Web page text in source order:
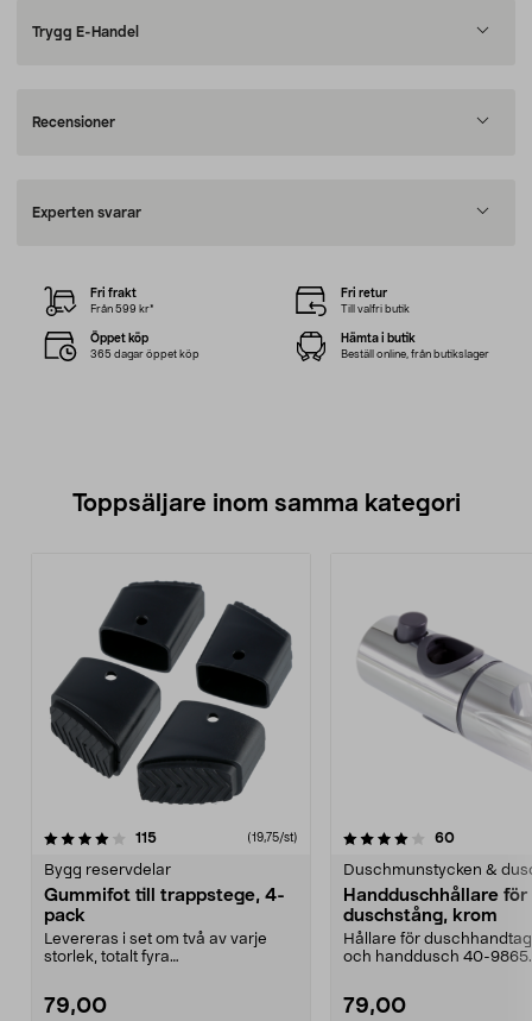
Trygg E-Handel
Recensioner
Experten svarar
Fri frakt
Från 599 kr*
Fri retur
Till valfri butik
Öppet köp
365 dagar öppet köp
Hämta i butik
Beställ online, från butikslager
Toppsäljare inom samma kategori
115recensioner (19,75/st)
Bygg reservdelar
Gummifot till trappstege, 4-
pack
Levereras i set om två av varje
storlek, totalt fyra
79,00
4.0 av 5 stjärnor 60
Duschmunstycken &
Handduschhållare
duschstång, krom
Hållare för
och handdusch 40-
79,00
4.5 av 5 stjärnor